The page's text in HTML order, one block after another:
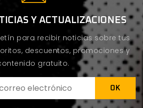
Y ACTUALIZACIONES
para recibir noticias sobre tus
descuentos, promociones y
gratuito.